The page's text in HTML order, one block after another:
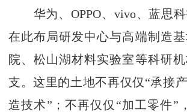
华为、OPPO、vivo、蓝思科
在此布局研发中心与高端制造
院、松山湖材料实验室等科研
支。这里的土地不再仅仅“承接
造技术”；不再仅仅“加工零件”